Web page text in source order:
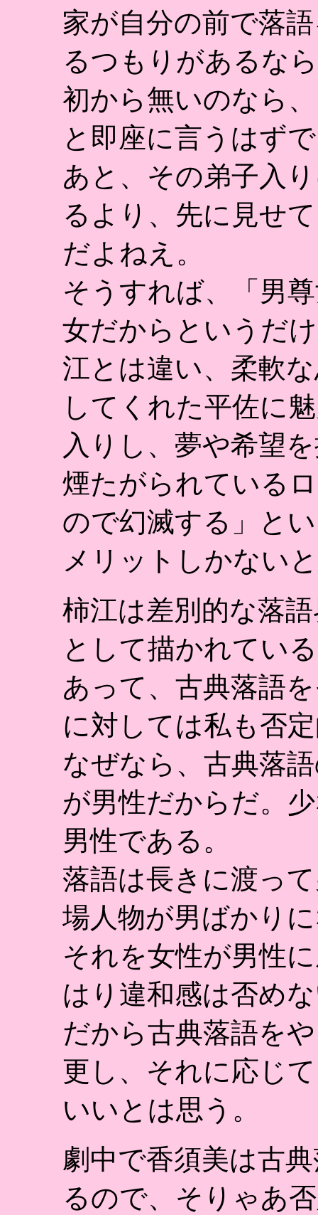
家が自分の前で落
るつもりがあるな
初から無いのなら
と即座に言うはず
あと、その弟子入
るより、先に見せ
だよねえ。
そうすれば、「男
女だからというだ
江とは違い、柔軟
してくれた平佐に
入りし、夢や希望
煙たがられている
ので幻滅する」と
メリットしかない
柿江は差別的な落
として描かれてい
あって、古典落語
に対しては私も否
なぜなら、古典落
が男性だからだ。
男性である。
落語は長きに渡っ
場人物が男ばかり
それを女性が男性
はり違和感は否め
だから古典落語を
更し、それに応じ
いいとは思う。
劇中で香須美は古
るので、そりゃあ